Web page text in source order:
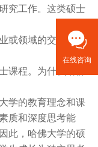
究工作。这类硕士
或领域的交叉融
课程。为什么哈佛
学的教育理念和课
质和深度思考能
此，哈佛大学的硕
在线咨询